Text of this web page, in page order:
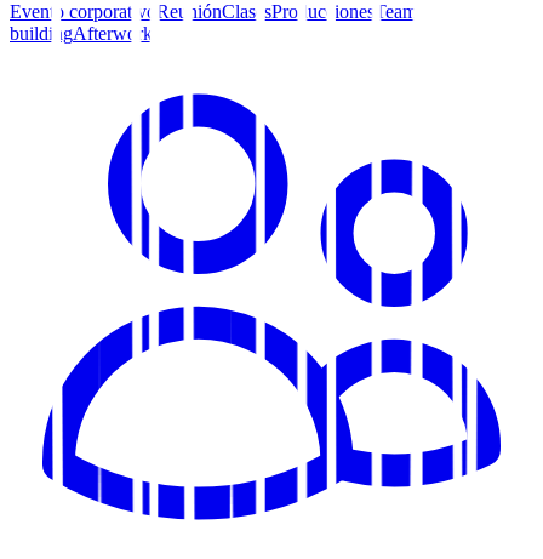
Evento corporativo ReuniónClasesProducciones Team
buildingAfterwork